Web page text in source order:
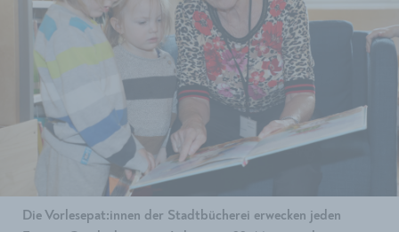
Die Vorlesepat:innen der Stadtbücherei erwecken jeden